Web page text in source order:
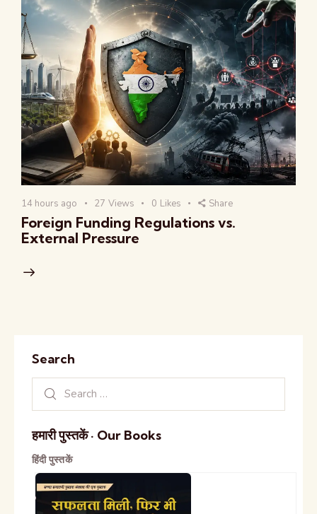
14 hours ago 27 Views 0 Likes Share
Foreign Funding Regulations vs.
External Pressure
Search
हमारी पुस्तकें · Our Books
हिंदी पुस्तकें